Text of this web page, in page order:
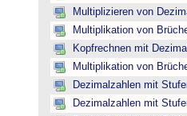
Multiplizieren von
Multiplikation von
Kopfrechnen mit
Multiplikation von
Dezimalzahlen mit
Dezimalzahlen mit